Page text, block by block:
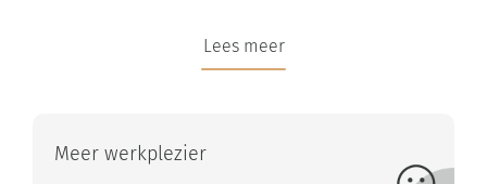
Lees meer
Meer werkplezier